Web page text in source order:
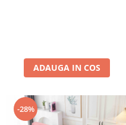
ADAUGA IN COS
-28%